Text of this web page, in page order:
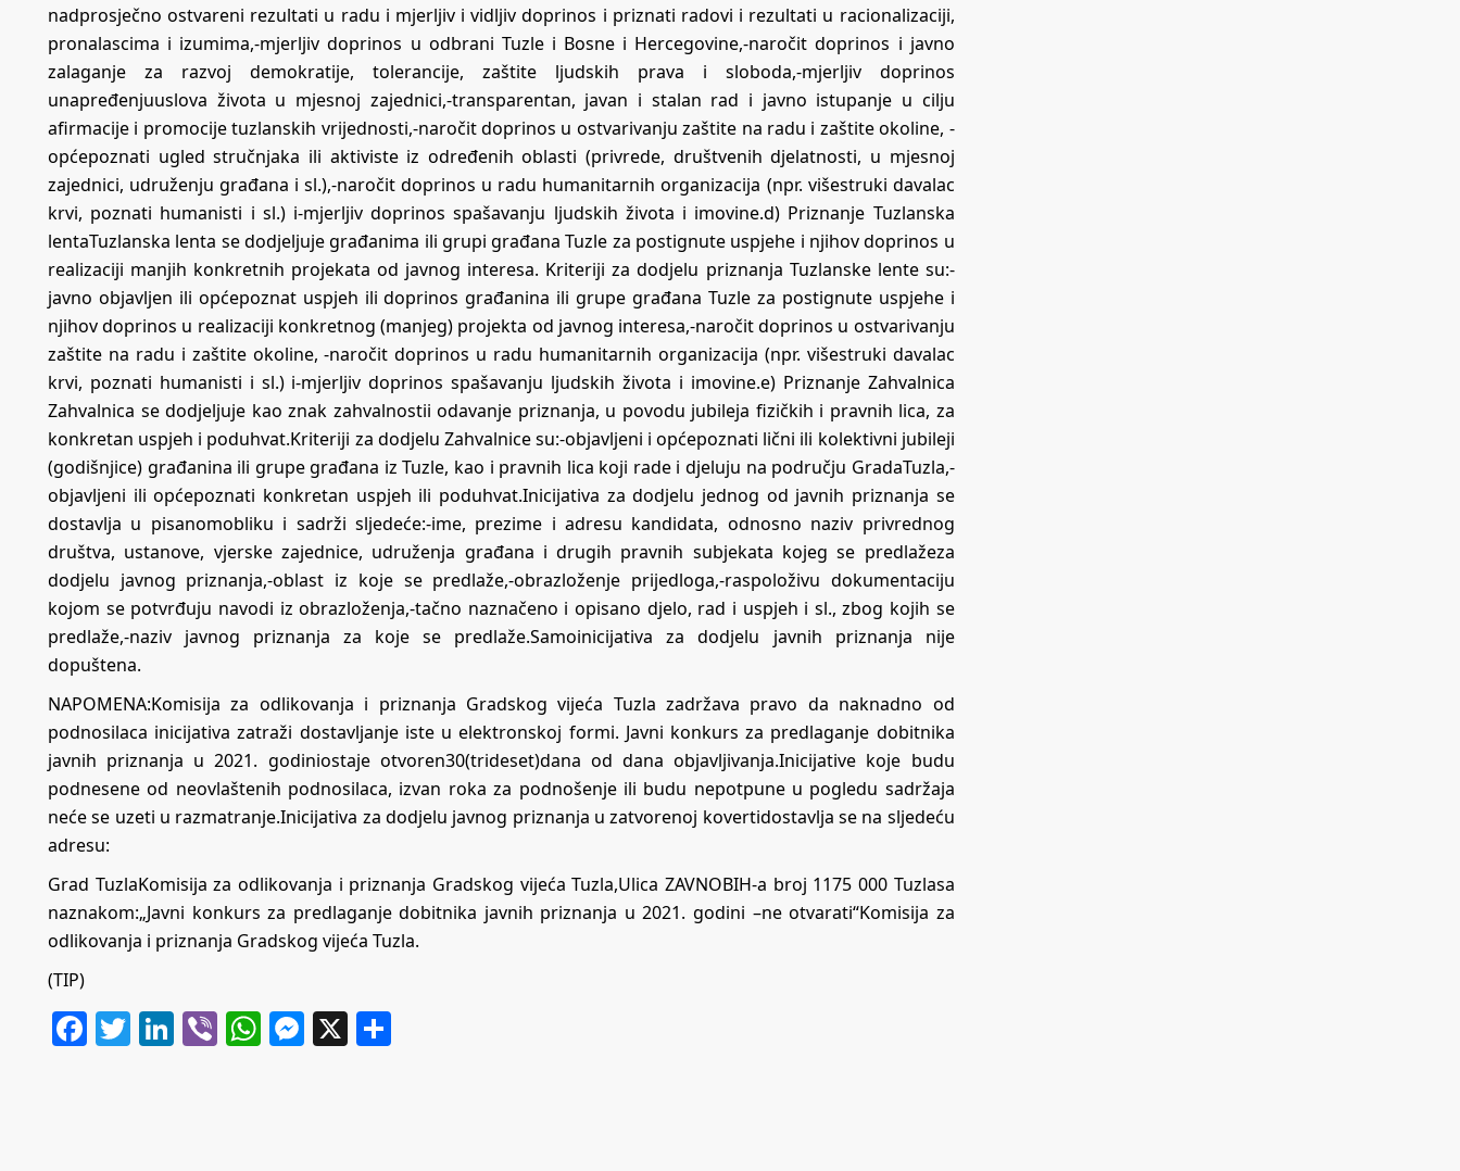
nadprosječno ostvareni rezultati u radu i mjerljiv i vidljiv doprinos i priznati radovi i rezultati u racionalizaciji,
pronalascima i izumima,-mjerljiv doprinos u odbrani Tuzle i Bosne i Hercegovine,-naročit doprinos i javno
zalaganje za razvoj demokratije, tolerancije, zaštite ljudskih prava i sloboda,-mjerljiv doprinos
unapređenjuuslova života u mjesnoj zajednici,-transparentan, javan i stalan rad i javno istupanje u cilju
afirmacije i promocije tuzlanskih vrijednosti,-naročit doprinos u ostvarivanju zaštite na radu i zaštite okoline, -
općepoznati ugled stručnjaka ili aktiviste iz određenih oblasti (privrede, društvenih djelatnosti, u mjesnoj
zajednici, udruženju građana i sl.),-naročit doprinos u radu humanitarnih organizacija (npr. višestruki davalac
krvi, poznati humanisti i sl.) i-mjerljiv doprinos spašavanju ljudskih života i imovine.d) Priznanje Tuzlanska
lentaTuzlanska lenta se dodjeljuje građanima ili grupi građana Tuzle za postignute uspjehe i njihov doprinos u
realizaciji manjih konkretnih projekata od javnog interesa. Kriteriji za dodjelu priznanja Tuzlanske lente su:-
javno objavljen ili općepoznat uspjeh ili doprinos građanina ili grupe građana Tuzle za postignute uspjehe i
njihov doprinos u realizaciji konkretnog (manjeg) projekta od javnog interesa,-naročit doprinos u ostvarivanju
zaštite na radu i zaštite okoline, -naročit doprinos u radu humanitarnih organizacija (npr. višestruki davalac
krvi, poznati humanisti i sl.) i-mjerljiv doprinos spašavanju ljudskih života i imovine.e) Priznanje Zahvalnica
Zahvalnica se dodjeljuje kao znak zahvalnostii odavanje priznanja, u povodu jubileja fizičkih i pravnih lica, za
konkretan uspjeh i poduhvat.Kriteriji za dodjelu Zahvalnice su:-objavljeni i općepoznati lični ili kolektivni jubileji
(godišnjice) građanina ili grupe građana iz Tuzle, kao i pravnih lica koji rade i djeluju na području GradaTuzla,-
objavljeni ili općepoznati konkretan uspjeh ili poduhvat.Inicijativa za dodjelu jednog od javnih priznanja se
dostavlja u pisanomobliku i sadrži sljedeće:-ime, prezime i adresu kandidata, odnosno naziv privrednog
društva, ustanove, vjerske zajednice, udruženja građana i drugih pravnih subjekata kojeg se predlažeza
dodjelu javnog priznanja,-oblast iz koje se predlaže,-obrazloženje prijedloga,-raspoloživu dokumentaciju
kojom se potvrđuju navodi iz obrazloženja,-tačno naznačeno i opisano djelo, rad i uspjeh i sl., zbog kojih se
predlaže,-naziv javnog priznanja za koje se predlaže.Samoinicijativa za dodjelu javnih priznanja nije
dopuštena.
NAPOMENA:Komisija za odlikovanja i priznanja Gradskog vijeća Tuzla zadržava pravo da naknadno od
podnosilaca inicijativa zatraži dostavljanje iste u elektronskoj formi. Javni konkurs za predlaganje dobitnika
javnih priznanja u 2021. godiniostaje otvoren30(trideset)dana od dana objavljivanja.Inicijative koje budu
podnesene od neovlaštenih podnosilaca, izvan roka za podnošenje ili budu nepotpune u pogledu sadržaja
neće se uzeti u razmatranje.Inicijativa za dodjelu javnog priznanja u zatvorenoj kovertidostavlja se na sljedeću
adresu:
Grad TuzlaKomisija za odlikovanja i priznanja Gradskog vijeća Tuzla,Ulica ZAVNOBIH-a broj 1175 000 Tuzlasa
naznakom:„Javni konkurs za predlaganje dobitnika javnih priznanja u 2021. godini –ne otvarati“Komisija za
odlikovanja i priznanja Gradskog vijeća Tuzla.
(TIP)
Facebook
Twitter
LinkedIn
ViberWhatsApp
Messenger
X